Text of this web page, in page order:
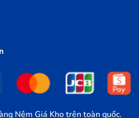
Nệm Giá Kho trên toàn quốc.